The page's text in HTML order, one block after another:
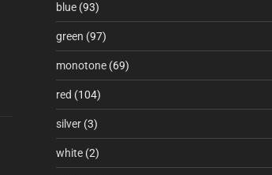
blue(93)
green (97)
monotone(69)
red (104)
silver(3)
white(2)